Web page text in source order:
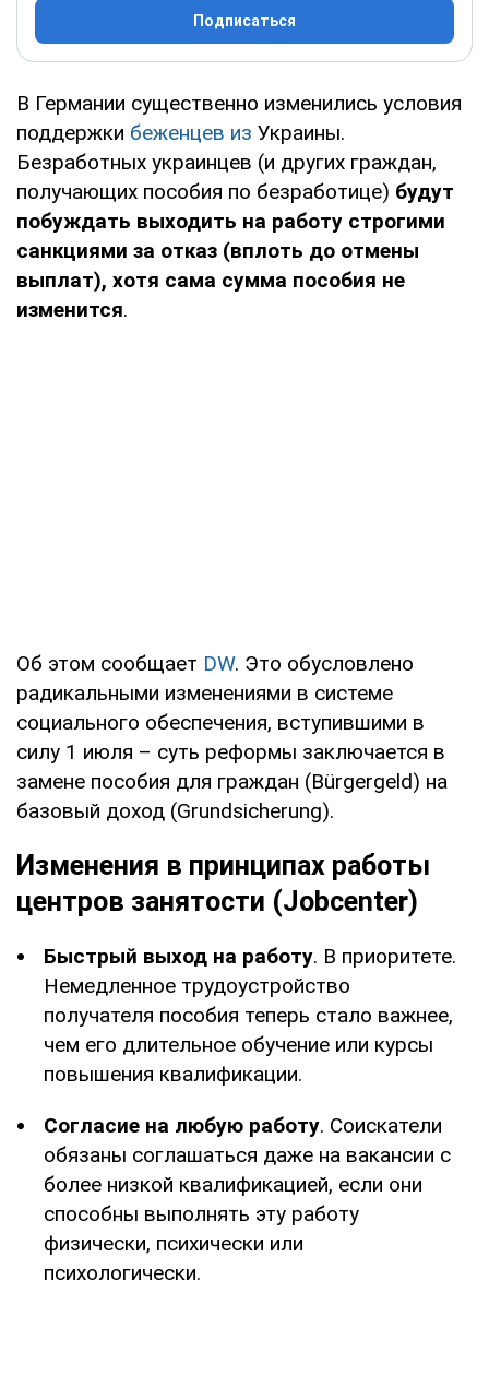
Подписаться
В Германии существенно изменились условия
поддержки беженцев из Украины.
Безработных украинцев (и других граждан,
получающих пособия по безработице) будут
побуждать выходить на работу строгими
санкциями за отказ (вплоть до отмены
выплат), хотя сама сумма пособия не
изменится.
Об этом сообщает DW. Это обусловлено
радикальными изменениями в системе
социального обеспечения, вступившими в
силу 1 июля – суть реформы заключается в
замене пособия для граждан (Bürgergeld) на
базовый доход (Grundsicherung).
Изменения в принципах работы
центров занятости (Jobcenter)
Быстрый выход на работу. В приоритете.
Немедленное трудоустройство
получателя пособия теперь стало важнее,
чем его длительное обучение или курсы
повышения квалификации.
Согласие на любую работу. Соискатели
обязаны соглашаться даже на вакансии с
более низкой квалификацией, если они
способны выполнять эту работу
физически, психически или
психологически.